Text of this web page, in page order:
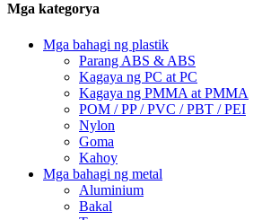
Mga kategorya
Mga bahagi ng plastik
Parang ABS & ABS
Kagaya ng PC at PC
Kagaya ng PMMA at PMMA
POM / PP / PVC / PBT / PEI
Nylon
Goma
Kahoy
Mga bahagi ng metal
Aluminium
Bakal